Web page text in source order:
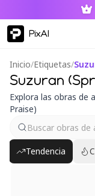
PixAI
Inicio/Etiquetas/
Suzuran
Explora las obras de
Praise)
Tendencia